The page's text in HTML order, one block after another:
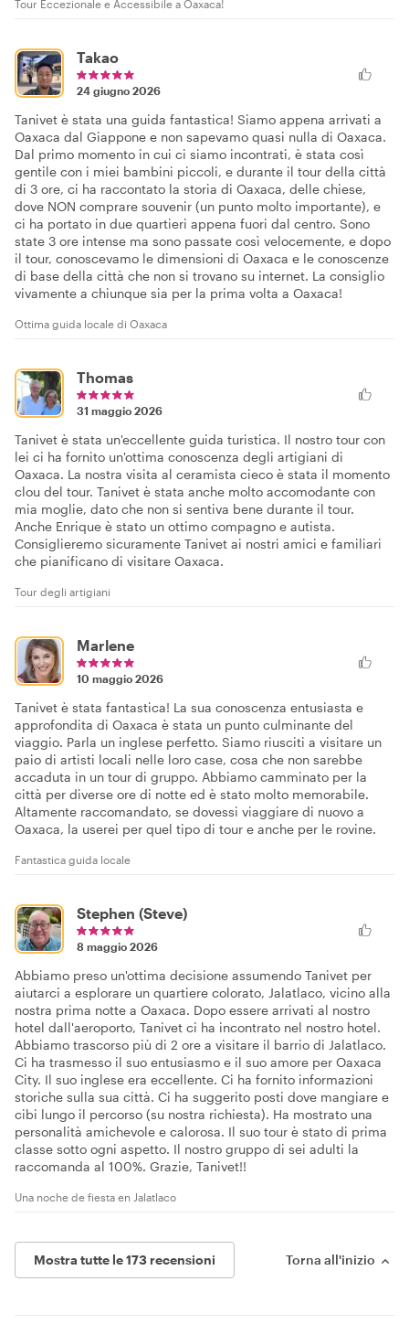
Tour Eccezionale e Accessibile a Oaxaca!
Takao
24 giugno 2026
Tanivet è stata una guida fantastica! Siamo appena arrivati a
Oaxaca dal Giappone e non sapevamo quasi nulla di Oaxaca.
Dal primo momento in cui ci siamo incontrati, è stata così
gentile con i miei bambini piccoli, e durante il tour della città
di 3 ore, ci ha raccontato la storia di Oaxaca, delle chiese,
dove NON comprare souvenir (un punto molto importante), e
ci ha portato in due quartieri appena fuori dal centro. Sono
state 3 ore intense ma sono passate così velocemente, e dopo
il tour, conoscevamo le dimensioni di Oaxaca e le conoscenze
di base della città che non si trovano su internet. La consiglio
vivamente a chiunque sia per la prima volta a Oaxaca!
Ottima guida locale di Oaxaca
Thomas
31 maggio 2026
Tanivet è stata un'eccellente guida turistica. Il nostro tour con
lei ci ha fornito un'ottima conoscenza degli artigiani di
Oaxaca. La nostra visita al ceramista cieco è stata il momento
clou del tour. Tanivet è stata anche molto accomodante con
mia moglie, dato che non si sentiva bene durante il tour.
Anche Enrique è stato un ottimo compagno e autista.
Consiglieremo sicuramente Tanivet ai nostri amici e familiari
che pianificano di visitare Oaxaca.
Tour degli artigiani
Marlene
10 maggio 2026
Tanivet è stata fantastica! La sua conoscenza entusiasta e
approfondita di Oaxaca è stata un punto culminante del
viaggio. Parla un inglese perfetto. Siamo riusciti a visitare un
paio di artisti locali nelle loro case, cosa che non sarebbe
accaduta in un tour di gruppo. Abbiamo camminato per la
città per diverse ore di notte ed è stato molto memorabile.
Altamente raccomandato, se dovessi viaggiare di nuovo a
Oaxaca, la userei per quel tipo di tour e anche per le rovine.
Fantastica guida locale
Stephen (Steve)
8 maggio 2026
Abbiamo preso un'ottima decisione assumendo Tanivet per
aiutarci a esplorare un quartiere colorato, Jalatlaco, vicino alla
nostra prima notte a Oaxaca. Dopo essere arrivati al nostro
hotel dall'aeroporto, Tanivet ci ha incontrato nel nostro hotel.
Abbiamo trascorso più di 2 ore a visitare il barrio di Jalatlaco.
Ci ha trasmesso il suo entusiasmo e il suo amore per Oaxaca
City. Il suo inglese era eccellente. Ci ha fornito informazioni
storiche sulla sua città. Ci ha suggerito posti dove mangiare e
cibi lungo il percorso (su nostra richiesta). Ha mostrato una
personalità amichevole e calorosa. Il suo tour è stato di prima
classe sotto ogni aspetto. Il nostro gruppo di sei adulti la
raccomanda al 100%. Grazie, Tanivet!!
Una noche de fiesta en Jalatlaco
Mostra tutte le 173 recensioni Torna all'inizio